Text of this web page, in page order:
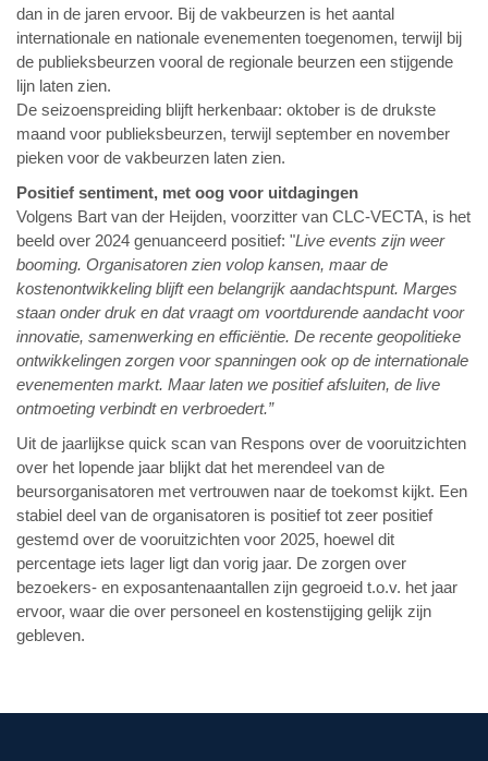
dan in de jaren ervoor. Bij de vakbeurzen is het aantal
internationale en nationale evenementen toegenomen, terwijl bij
de publieksbeurzen vooral de regionale beurzen een stijgende
lijn laten zien.
De seizoenspreiding blijft herkenbaar: oktober is de drukste
maand voor publieksbeurzen, terwijl september en november
pieken voor de vakbeurzen laten zien.
Positief sentiment, met oog voor uitdagingen
Volgens Bart van der Heijden, voorzitter van CLC-VECTA, is het
beeld over 2024 genuanceerd positief: "Live events zijn weer
booming. Organisatoren zien volop kansen, maar de
kostenontwikkeling blijft een belangrijk aandachtspunt. Marges
staan onder druk en dat vraagt om voortdurende aandacht voor
innovatie, samenwerking en efficiëntie. De recente geopolitieke
ontwikkelingen zorgen voor spanningen ook op de internationale
evenementen markt. Maar laten we positief afsluiten, de live
ontmoeting verbindt en verbroedert.”
Uit de jaarlijkse quick scan van Respons over de vooruitzichten
over het lopende jaar blijkt dat het merendeel van de
beursorganisatoren met vertrouwen naar de toekomst kijkt. Een
stabiel deel van de organisatoren is positief tot zeer positief
gestemd over de vooruitzichten voor 2025, hoewel dit
percentage iets lager ligt dan vorig jaar. De zorgen over
bezoekers- en exposantenaantallen zijn gegroeid t.o.v. het jaar
ervoor, waar die over personeel en kostenstijging gelijk zijn
gebleven.